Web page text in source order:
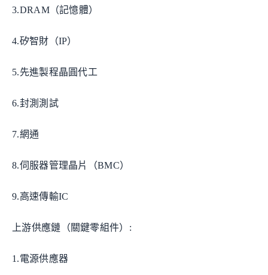
3.DRAM（記憶體）
4.矽智財（IP）
5.先進製程晶圓代工
6.封測測試
7.網通
8.伺服器管理晶片（BMC）
9.高速傳輸IC
上游供應鏈（關鍵零組件）:
1.電源供應器